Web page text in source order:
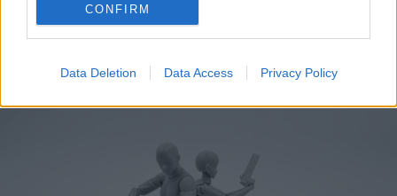
CONFIRM
Data Deletion Data Access Privacy Policy
propósito de la IA